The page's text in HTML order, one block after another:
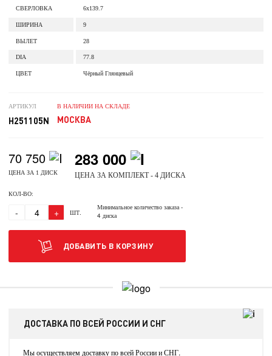
СВЕРЛОВКА 6x139.7
ШИРИНА 9
ВЫЛЕТ 28
DIA 77.8
ЦВЕТ Чёрный Глянцевый
АРТИКУЛ
H251105N
В НАЛИЧИИ НА СКЛАДЕ
МОСКВА
70 750
ЦЕНА ЗА 1 ДИСК
283 000
ЦЕНА ЗА КОМПЛЕКТ - 4 ДИСКА
КОЛ-ВО:
- + ШТ.
Минимальное количество заказа-
4 диска
ДОБАВИТЬ В КОРЗИНУ
ДОСТАВКА ПО ВСЕЙ РОССИИ И СНГ
Мы осуществляем доставку по всей России и СНГ.